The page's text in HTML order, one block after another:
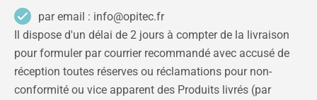
par email : info@opitec.fr
Il dispose d'un délai de 2 jours à compter de la livraison
pour formuler par courrier recommandé avec accusé de
réception toutes réserves ou réclamations pour non-
conformité ou vice apparent des Produits livrés (par